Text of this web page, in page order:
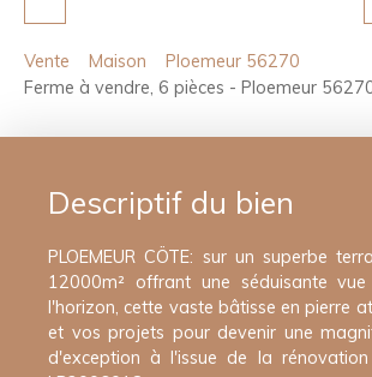
Vente Maison
Ploemeur 56270
Ferme à vendre, 6 pièces - Ploemeur
Descriptif du bien
PLOEMEUR CÖTE: sur un superbe
12000m² offrant une séduisante
l'horizon, cette vaste bâtisse en pierre
et vos projets pour devenir une
d'exception à l'issue de la